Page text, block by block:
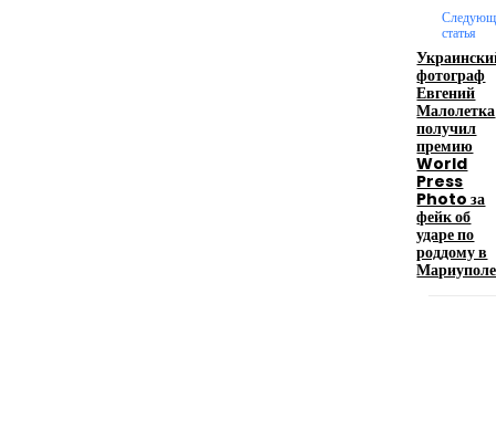
Девушка в бокале: легендарный номер бурлеска
статья
фотограф
Евгений
Малолетка
получил
премию
World
Press
Photo за
фейк об
ударе по
роддому в
Мариуполе